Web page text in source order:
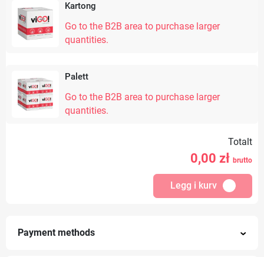
Kartong
Go to the B2B area to purchase larger
quantities.
Palett
Go to the B2B area to purchase larger
quantities.
Totalt
0,00 zł brutto
Legg i kurv
Payment methods